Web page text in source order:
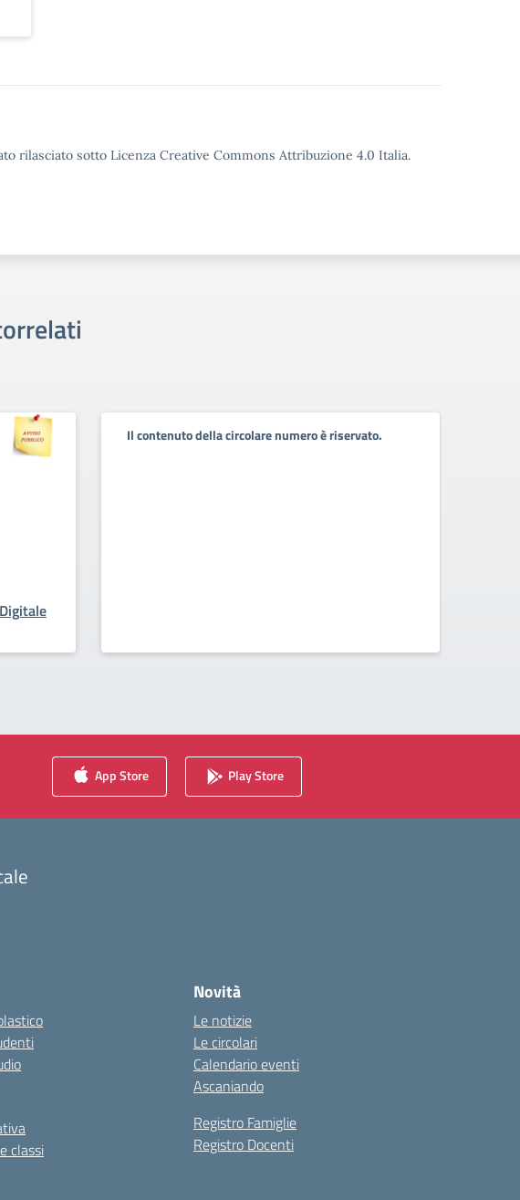
rilasciato sotto Licenza Creative Commons Attribuzione 4.0 Italia.
Il contenuto della circolare numero è riservato.
App Store Play Store
classi
Novità
Le notizie
Le circolari
Calendario eventi
Ascaniando
Registro Famiglie
Registro Docenti